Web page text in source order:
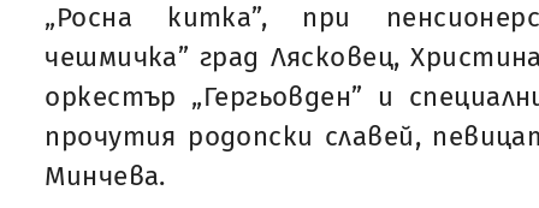
„Росна китка”, при
чешмичка” град Лясковец,
оркестър „Гергьовден” и
прочутия родопски славей,
Минчева.